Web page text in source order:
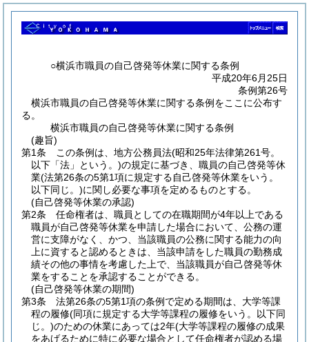
○横浜市職員の自己啓発等休業に関する条例
平成20年6月25日
条例第26号
横浜市職員の自己啓発等休業に関する条例をここに公布す
る。
横浜市職員の自己啓発等休業に関する条例
(趣旨)
第1条
この条例は、地方公務員法(昭和25年法律第261号。
以下「法」という。)の規定に基づき、職員の自己啓発等休
業(法第26条の5第1項に規定する自己啓発等休業をいう。
以下同じ。)に関し必要な事項を定めるものとする。
(自己啓発等休業の承認)
第2条
任命権者は、職員としての在職期間が4年以上である
職員が自己啓発等休業を申請した場合において、公務の運
営に支障がなく、かつ、当該職員の公務に関する能力の向
上に資すると認めるときは、当該申請をした職員の勤務成
績その他の事情を考慮した上で、当該職員が自己啓発等休
業をすることを承認することができる。
(自己啓発等休業の期間)
第3条
法第26条の5第1項の条例で定める期間は、大学等課
程の履修(同項に規定する大学等課程の履修をいう。以下同
じ。)のための休業にあっては2年(大学等課程の履修の成果
をあげるために特に必要な場合として任命権者が認める場